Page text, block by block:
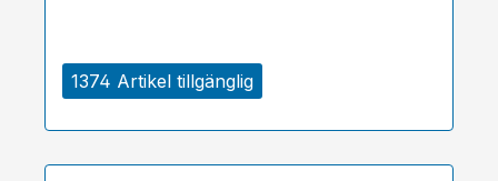
1374 Artikel tillgänglig